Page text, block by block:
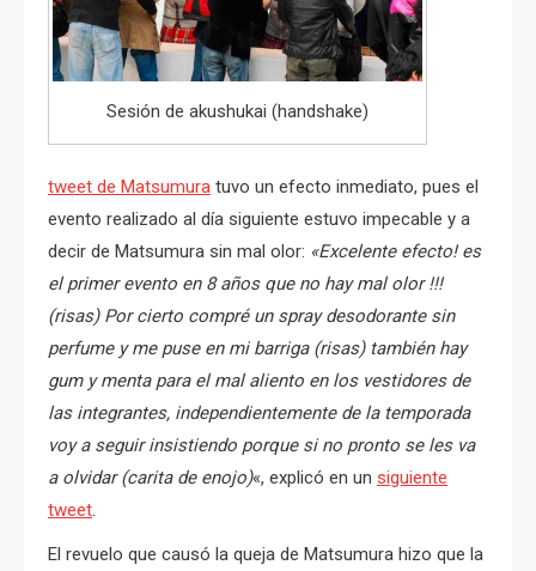
Sesión de akushukai (handshake)
tweet de Matsumura tuvo un efecto inmediato, pues el
evento realizado al día siguiente estuvo impecable y a
decir de Matsumura sin mal olor: «Excelente efecto! es
el primer evento en 8 años que no hay mal olor !!!
(risas) Por cierto compré un spray desodorante sin
perfume y me puse en mi barriga (risas) también hay
gum y menta para el mal aliento en los vestidores de
las integrantes, independientemente de la temporada
voy a seguir insistiendo porque si no pronto se les va
a olvidar (carita de enojo)«, explicó en un siguiente
tweet.
El revuelo que causó la queja de Matsumura hizo que la